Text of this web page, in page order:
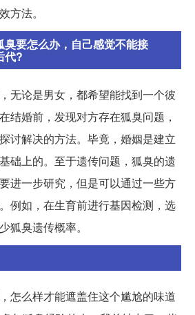
方法。
臭要怎么办，自己感觉不能接
代?
无论是男女，都希望能找到一个彼
结婚前，发现对方存在狐臭问题，
讨解决的方法。毕竟，婚姻是建立
础上的。至于遗传问题，狐臭的遗
进一步研究，但是可以通过一些方
例如，在生育前进行基因检测，选
狐臭遗传概率。
怎么样才能遮盖住这个尴尬的味道